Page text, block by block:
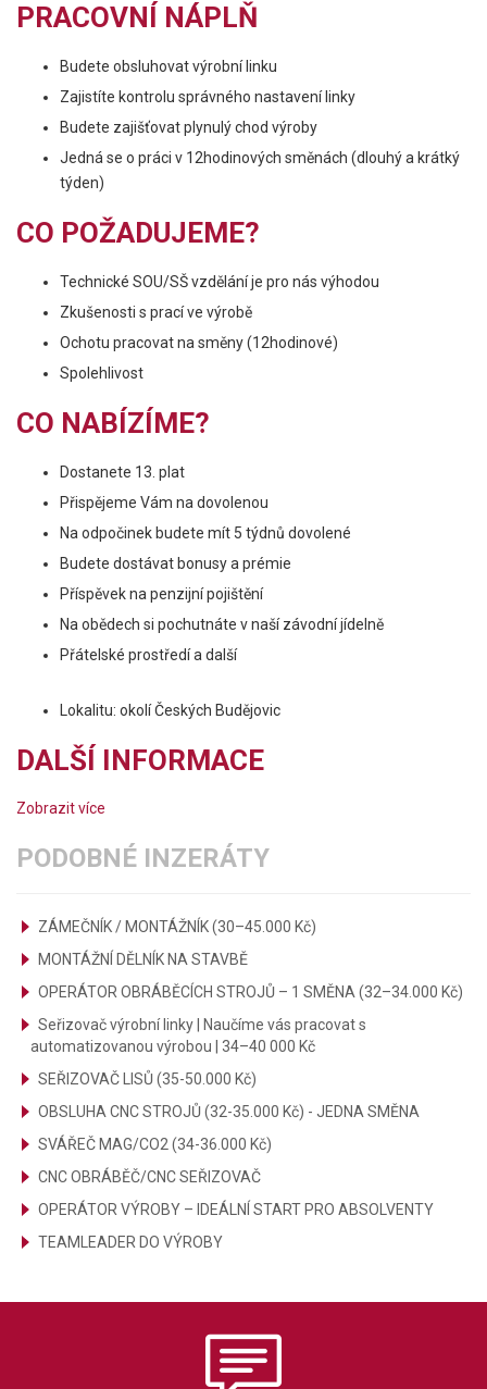
PRACOVNÍ NÁPLŇ
Budete obsluhovat výrobní linku
Zajistíte kontrolu správného nastavení linky
Budete zajišťovat plynulý chod výroby
Jedná se o práci v 12hodinových směnách (dlouhý a krátký
týden)
CO POŽADUJEME?
Technické SOU/SŠ vzdělání je pro nás výhodou
Zkušenosti s prací ve výrobě
Ochotu pracovat na směny (12hodinové)
Spolehlivost
CO NABÍZÍME?
Dostanete 13. plat
Přispějeme Vám na dovolenou
Na odpočinek budete mít 5 týdnů dovolené
Budete dostávat bonusy a prémie
Příspěvek na penzijní pojištění
Na obědech si pochutnáte v naší závodní jídelně
Přátelské prostředí a další
Lokalitu: okolí Českých Budějovic
DALŠÍ INFORMACE
Zobrazit více
PODOBNÉ INZERÁTY
ZÁMEČNÍK / MONTÁŽNÍK (30–45.000 Kč)
MONTÁŽNÍ DĚLNÍK NA STAVBĚ
OPERÁTOR OBRÁBĚCÍCH STROJŮ – 1 SMĚNA (32–34.000 Kč)
Seřizovač výrobní linky | Naučíme vás pracovat s
automatizovanou výrobou | 34–40 000 Kč
SEŘIZOVAČ LISŮ (35-50.000 Kč)
OBSLUHA CNC STROJŮ (32-35.000 Kč) - JEDNA SMĚNA
SVÁŘEČ MAG/CO2 (34-36.000 Kč)
CNC OBRÁBĚČ/CNC SEŘIZOVAČ
OPERÁTOR VÝROBY – IDEÁLNÍ START PRO ABSOLVENTY
TEAMLEADER DO VÝROBY